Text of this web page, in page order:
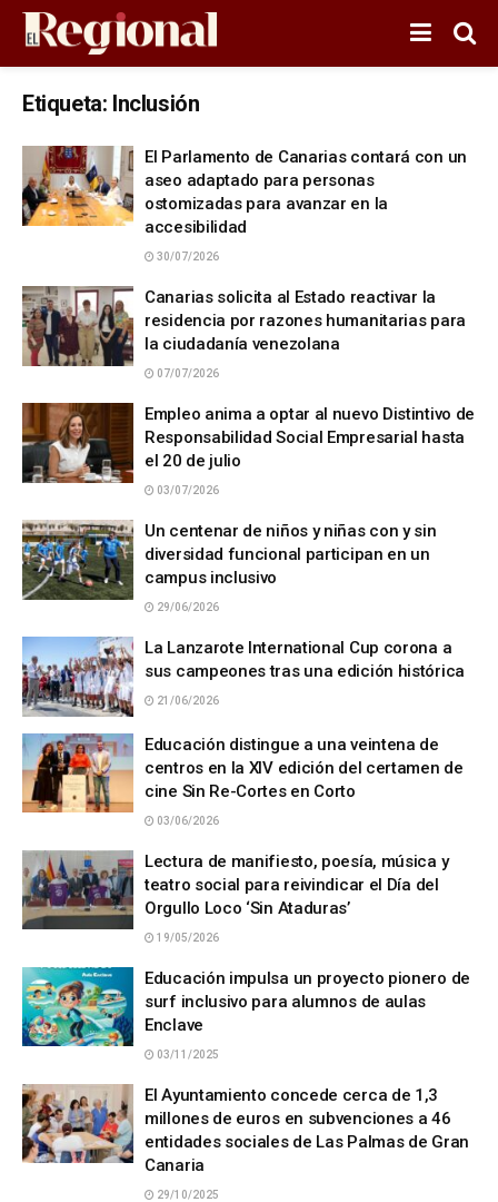
Etiqueta: Inclusión
El Parlamento de Canarias contará con un
aseo adaptado para personas
ostomizadas para avanzar en la
accesibilidad
30/07/2026
Canarias solicita al Estado reactivar la
residencia por razones humanitarias para
la ciudadanía venezolana
07/07/2026
Empleo anima a optar al nuevo Distintivo de
Responsabilidad Social Empresarial hasta
el 20 de julio
03/07/2026
Un centenar de niños y niñas con y sin
diversidad funcional participan en un
campus inclusivo
29/06/2026
La Lanzarote International Cup corona a
sus campeones tras una edición histórica
21/06/2026
Educación distingue a una veintena de
centros en la XIV edición del certamen de
cine Sin Re-Cortes en Corto
03/06/2026
Lectura de manifiesto, poesía, música y
teatro social para reivindicar el Día del
Orgullo Loco ‘Sin Ataduras’
19/05/2026
Educación impulsa un proyecto pionero de
surf inclusivo para alumnos de aulas
Enclave
03/11/2025
El Ayuntamiento concede cerca de 1,3
millones de euros en subvenciones a 46
entidades sociales de Las Palmas de Gran
Canaria
29/10/2025